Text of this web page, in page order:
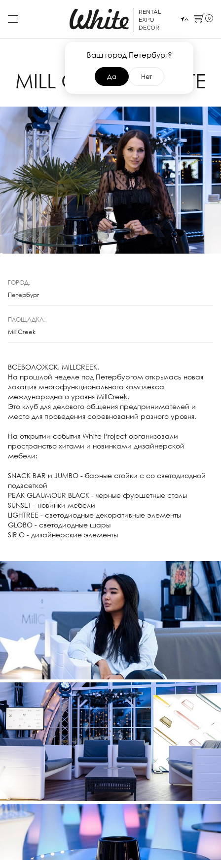
RENTAL
EXPO
DECOR
Ваш город Петербург?
Да Нет
0
28 НОЯБРЯ 2019
MILL CREEK. UPDATE
ГОРОД:
Петербург
ПЛОЩАДКА:
Mill Creek
ВСЕВОЛОЖСК. MILLCREEK.
На прошлой неделе под Петербургом открылась новая
локация многофункционального комплекса
международного уровня MillCreek.
Это клуб для делового общения предпринимателей и
место для проведения соревнований разного уровня.
На открытии события White Project организовали
пространство хитами и новинками дизайнерской
мебели:
SNACK BAR и JUMBO - барные стойки c со светодиодной
подвсеткой
PEAK GLAUMOUR BLACK - черные фуршетные столы
SUNSET - новинки мебели
LIGHTREE - светодиодные декоративные элементы
GLOBO - cветодиодные шары
SIRIO - дизайнерские элементы